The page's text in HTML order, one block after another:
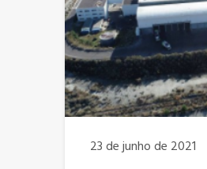
23 de junho de 2021